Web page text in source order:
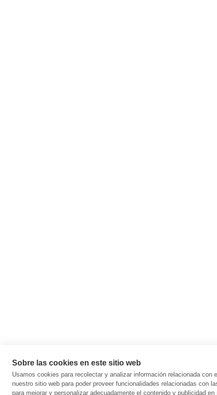
Sobre las cookies en este sitio web
Usamos cookies para recolectar y analizar información relacionada con
nuestro sitio web para poder proveer funcionalidades relacionadas con
para mejorar y personalizar adecuadamente el contenido y publicidad